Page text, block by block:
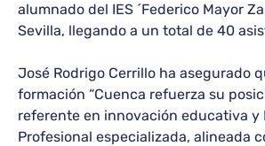
alumnado del IES ´Federico Mayor
Sevilla, llegando a un total de 40
José Rodrigo Cerrillo ha asegurado
formación “Cuenca refuerza su
referente en innovación educativa y
Profesional especializada, alineada